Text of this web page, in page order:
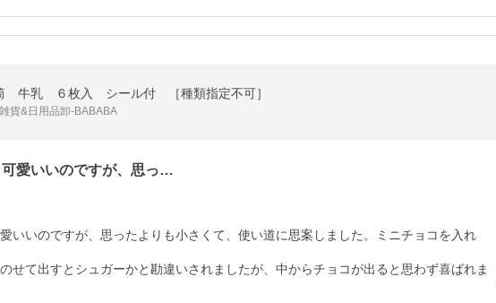
牛乳 ６枚入 シール付 ［種類指定不可］
貨&日用品卸-BABABA
愛いいのですが、思っ…
いいのですが、思ったよりも小さくて、使い道に思案しました。ミニチョコを入れ
せて出すとシュガーかと勘違いされましたが、中からチョコが出ると思わず喜ばれま